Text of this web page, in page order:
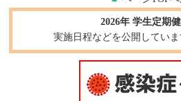
2026年 学生定期
実施日程などを公開してい